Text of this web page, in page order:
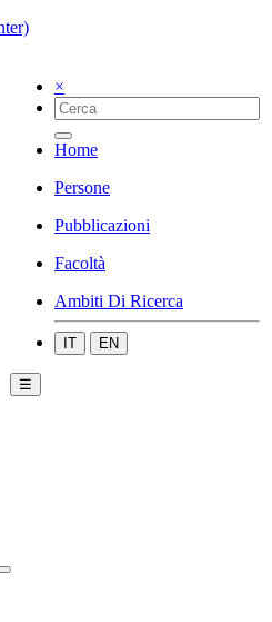
×
Home
Persone
Pubblicazioni
Facoltà
Ambiti Di Ricerca
IT EN
☰